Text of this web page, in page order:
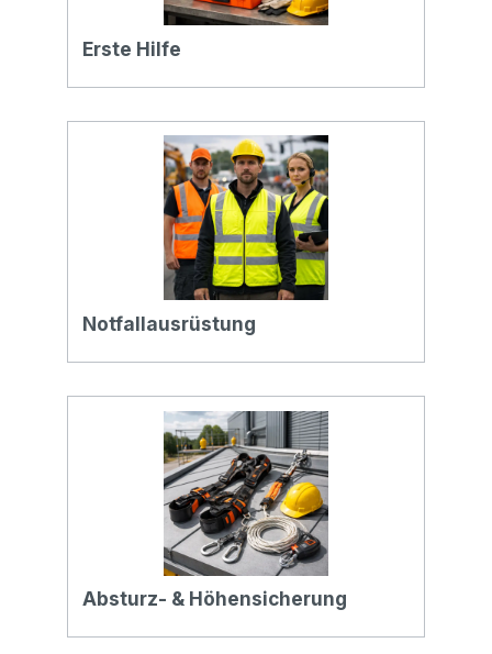
Erste Hilfe
Notfallausrüstung
Absturz- & Höhensicherung